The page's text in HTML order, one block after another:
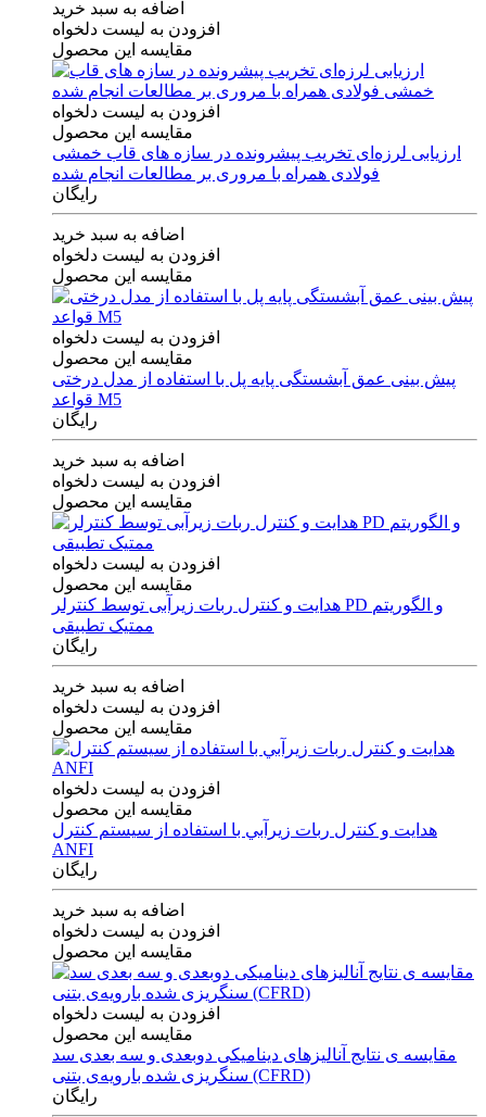
اضافه به سبد خرید
افزودن به لیست دلخواه
مقایسه این محصول
افزودن به لیست دلخواه
مقایسه این محصول
ارزیابی لرزه‌ای تخریب پیشرونده در سازه های قاب خمشی
فولادی همراه با مروری بر مطالعات انجام شده
رایگان
اضافه به سبد خرید
افزودن به لیست دلخواه
مقایسه این محصول
افزودن به لیست دلخواه
مقایسه این محصول
پیش بینی عمق آبشستگی پایه پل با استفاده از مدل درختی
قواعد M5
رایگان
اضافه به سبد خرید
افزودن به لیست دلخواه
مقایسه این محصول
افزودن به لیست دلخواه
مقایسه این محصول
هدایت و کنترل ربات زیرآبی توسط کنترلر PD و الگوریتم
ممتیک تطبیقی
رایگان
اضافه به سبد خرید
افزودن به لیست دلخواه
مقایسه این محصول
افزودن به لیست دلخواه
مقایسه این محصول
هدايت و كنترل ربات زيرآبي با استفاده از سيستم كنترل
ANFI
رایگان
اضافه به سبد خرید
افزودن به لیست دلخواه
مقایسه این محصول
افزودن به لیست دلخواه
مقایسه این محصول
مقایسه ی‌ نتایج آنالیزهای‌ دینامیکی‌ دوبعدی‌ و‌ سه بعدی‌ سد
سنگریزی‌ شده با‌رویه‌ی‌ بتنی‌ (CFRD)
رایگان